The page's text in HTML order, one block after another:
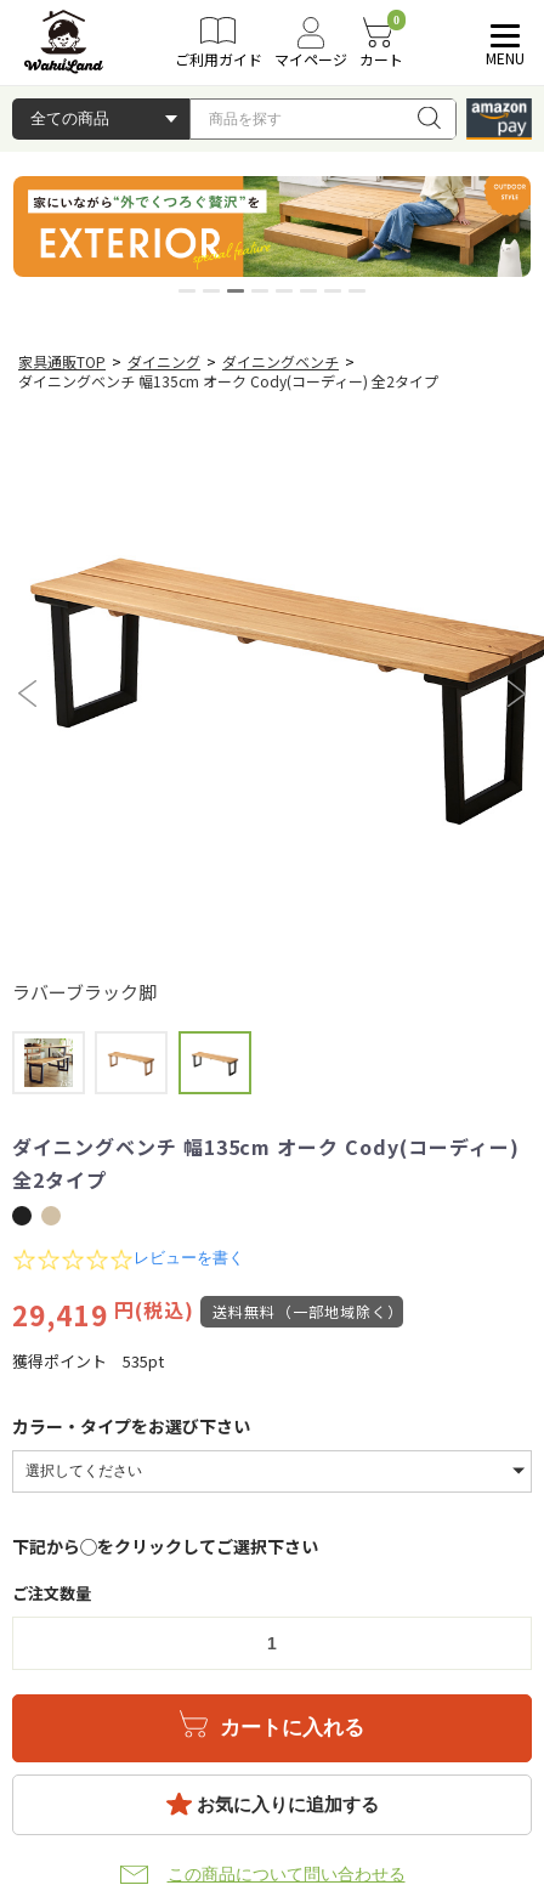
ご利用ガイド マイページ
0
カート MENU
家具通販TOP > ダイニング > ダイニングベンチ >
ダイニングベンチ 幅135cm オーク Cody(コーディー) 全2タイプ
ラバーブラック脚
ダイニングベンチ 幅135cm オーク Cody(コーディー)
全2タイプ
0.0
rating
レビューを書く
29,419 円(税込) 送料無料（一部地域除く）
獲得ポイント 535pt
カラー・タイプをお選び下さい
下記から◯をクリックしてご選択下さい
ご注文数量
カートに入れる
お気に入りに追加する
この商品について問い合わせる